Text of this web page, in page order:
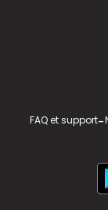
FAQ et support-